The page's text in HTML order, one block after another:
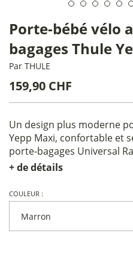
Porte-bébé vélo
bagages Thule
Par THULE
159,90 CHF
Un design plus moderne
Yepp Maxi, confortable et
porte-bagages Universal
+ de détails
COULEUR :